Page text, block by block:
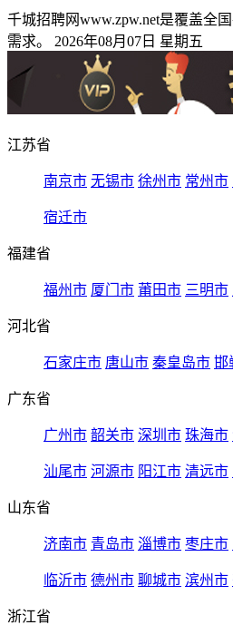
千城招聘网www.zpw.net是覆盖全
需求。 2026年08月07日 星期五
江苏省
南京市 无锡市 徐州市 常州市
宿迁市
福建省
福州市 厦门市 莆田市 三明市
河北省
石家庄市 唐山市 秦皇岛市 邯
广东省
广州市 韶关市 深圳市 珠海市
汕尾市 河源市 阳江市 清远市
山东省
济南市 青岛市 淄博市 枣庄市
临沂市 德州市 聊城市 滨州市
浙江省